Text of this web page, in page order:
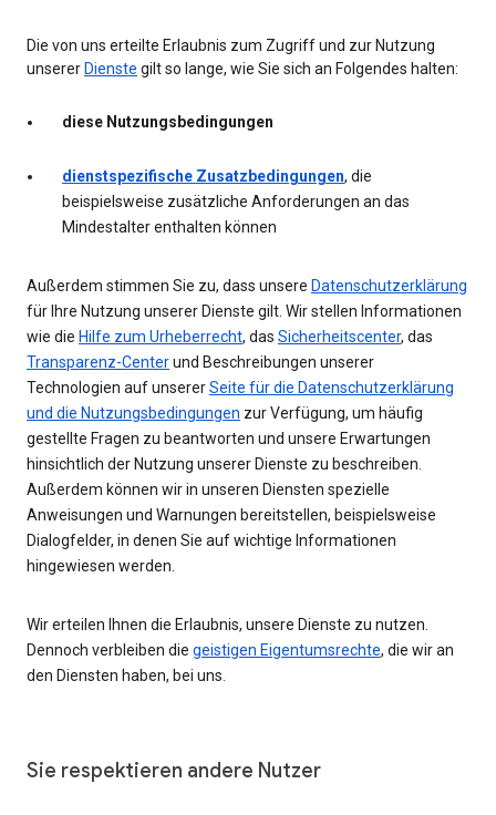
Die von uns erteilte Erlaubnis zum Zugriff und zur Nutzung
unsererDienste gilt so lange, wie Sie sich an Folgendes halten:
diese Nutzungsbedingungen
dienstspezifische Zusatzbedingungen, die
beispielsweise zusätzliche Anforderungen an das
Mindestalter enthalten können
Außerdem stimmen Sie zu, dass unsere Datenschutzerklärung
für Ihre Nutzung unserer Dienste gilt. Wir stellen Informationen
wie die Hilfe zum Urheberrecht, das Sicherheitscenter, das
Transparenz-Centerund Beschreibungen unserer
Technologien auf unsererSeite für die Datenschutzerklärung
und die Nutzungsbedingungen zur Verfügung, um häufig
gestellte Fragen zu beantworten und unsere Erwartungen
hinsichtlich der Nutzung unserer Dienste zu beschreiben.
Außerdem können wir in unseren Diensten spezielle
Anweisungen und Warnungen bereitstellen, beispielsweise
Dialogfelder, in denen Sie auf wichtige Informationen
hingewiesen werden.
Wir erteilen Ihnen die Erlaubnis, unsere Dienste zu nutzen.
Dennoch verbleiben die geistigen Eigentumsrechte, die wir an
den Diensten haben, bei uns.
Sie respektieren andere Nutzer